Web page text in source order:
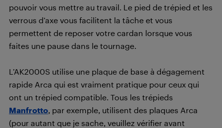
pouvoir vous mettre au travail. Le pied de trépied et les
verrous d’axe vous facilitent la tâche et vous
permettent de reposer votre cardan lorsque vous
faites une pause dans le tournage.
L’AK2000S utilise une plaque de base à dégagement
rapide Arca qui est vraiment pratique pour ceux qui
ont un trépied compatible. Tous les trépieds
Manfrotto, par exemple, utilisent des plaques Arca
(pour autant que je sache, veuillez vérifier avant